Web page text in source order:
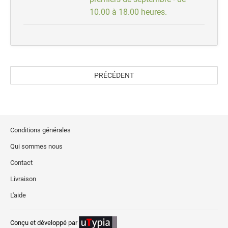
10.00 à 18.00 heures.
PRÉCÉDENT
Conditions générales
Qui sommes nous
Contact
Livraison
L'aide
Conçu et développé par